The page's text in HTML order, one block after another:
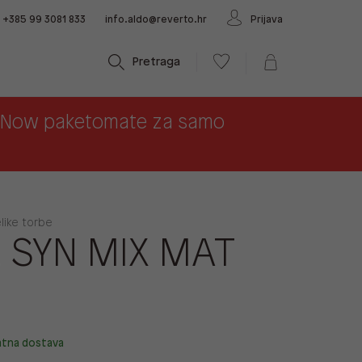
+385 99 3081 833 info.aldo@reverto.hr Prijava
Pretraga
paketomate za samo
torbe
SYN MIX MAT
dostava